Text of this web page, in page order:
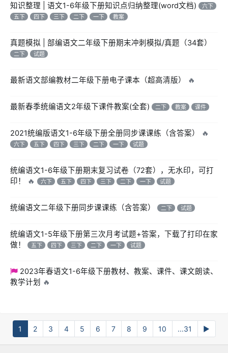
知识整理 | 语文1-6年级下册知识点归纳整理(word文档)
六下
五下
四下 三下 二下 一下 教案
真题模拟 | 部编语文二年级下册期末冲刺模拟/真题（34套）
二下 试题
最新语文部编教材二年级下册电子课本（超高清版） 🔥
最新春季统编语文2年级下课件教案(全套) 二下 教案 课件
2021统编版语文1-6年级下册全册同步课课练（含答案） 🔥
六下 五下 四下 三下 二下 一下 试题
统编语文1-6年级下册期末复习试卷（72套），无水印，可打
印！
🔥 六下 五下 四下 三下 二下 一下 试题
统编语文二年级下册同步课课练（含答案） 二下 试题
统编语文1-5年级下册第三次月考试题+答案，下载了打印在家
做！
五下 四下 三下 二下 一下 试题
2023年春语文1-6年级下册教材、教案、课件、课文朗读、
教学计划 🔥
1 2 3 4 5 6 7 8 9 10 ...31 ▶